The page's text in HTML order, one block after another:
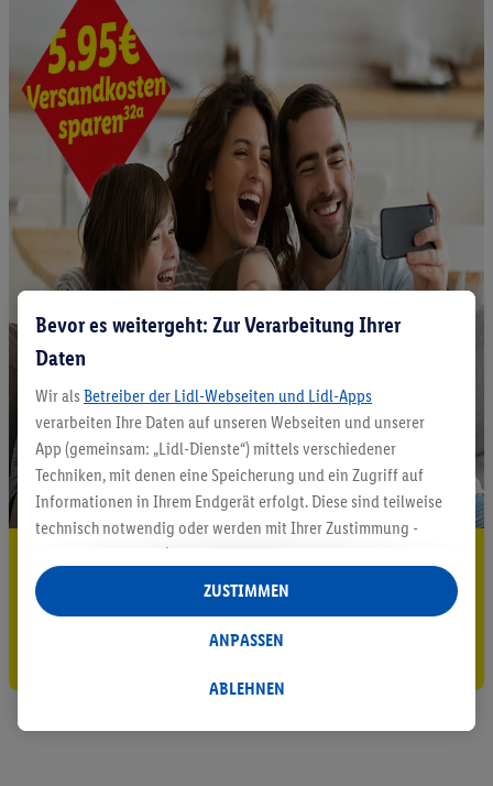
5.95 € Versand sparen³²ᵃ
Jetzt zum Newsletter anmelden
Gutschein sichern!
Bevor es weitergeht: Zur Verarbeitung Ihrer
Daten
Wir als Betreiber der Lidl-Webseiten und Lidl-Apps
verarbeiten Ihre Daten auf unseren Webseiten und unserer
App (gemeinsam: „Lidl-Dienste“) mittels verschiedener
Techniken, mit denen eine Speicherung und ein Zugriff auf
Informationen in Ihrem Endgerät erfolgt. Diese sind teilweise
technisch notwendig oder werden mit Ihrer Zustimmung -
auch durch Partner (u.a.
Verantwortliche; im Zusammenhang mit dem IAB TCF
insgesamt
Statistik-Erstellung oder für personalisierte Werbung
Datenverarbeitungen für personalisierte Werbung werden
ABLEHNEN
ANPASSEN
ZUSTIMMEN